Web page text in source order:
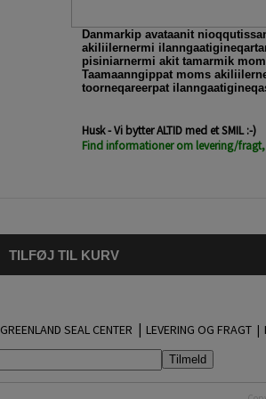
Danmarkip avataanit
akiliilernermi
pisiniarnermi akit tamarmik
Taamaanngippat moms
toorneqareerpat
Husk - Vi bytter ALTID med et SMIL :-)
Find informationer om levering/
TILFØJ TIL KURV
GREENLAND SEAL CENTER | LEVERING OG FRAGT |